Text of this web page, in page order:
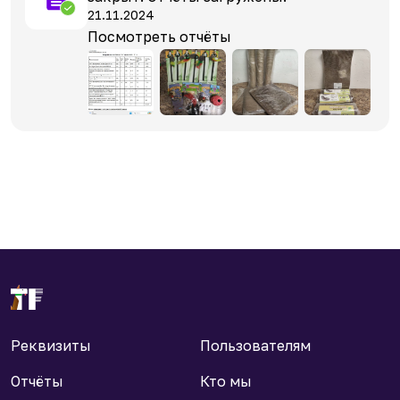
21.11.2024
Посмотреть отчёты
Реквизиты
Пользователям
Отчёты
Кто мы